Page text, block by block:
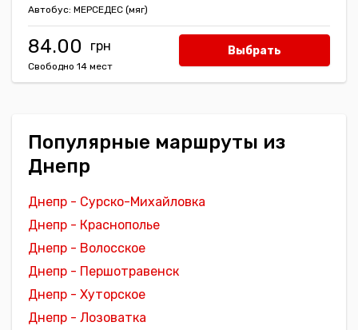
Автобус: МЕРСЕДЕС (мяг)
84.00
Свободно 14 мест
Выбрать
Популярные маршруты из
Днепр
Днепр - Сурско-Михайловка
Днепр - Краснополье
Днепр - Волосское
Днепр - Першотравенск
Днепр - Хуторское
Днепр - Лозоватка